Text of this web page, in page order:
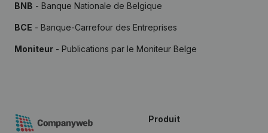
BNB - Banque Nationale de Belgique
BCE - Banque-Carrefour des Entreprises
Moniteur - Publications par le Moniteur Belge
Produit